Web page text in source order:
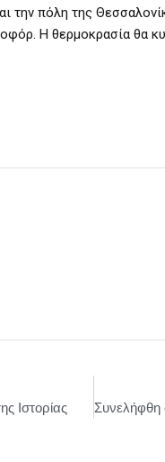
την πόλη της
Η θερμοκρασία θα
Ιστορίας